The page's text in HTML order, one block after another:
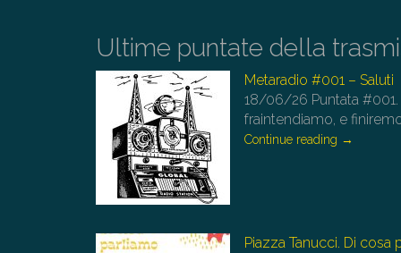
Ultime puntate della
Metaradio #001 – Saluti
18/06/26 Puntata
fraintendiamo, e
Continue reading →
Piazza Tanucci. Di